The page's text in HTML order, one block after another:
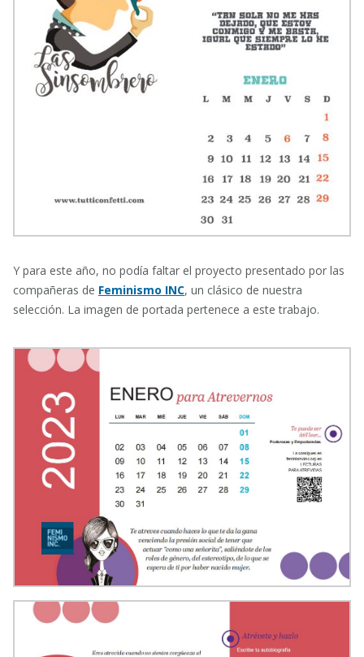
Y para este año, no podía faltar el proyecto presentado por las
compañeras de Feminismo INC, un clásico de nuestra
selección. La imagen de portada pertenece a este trabajo.